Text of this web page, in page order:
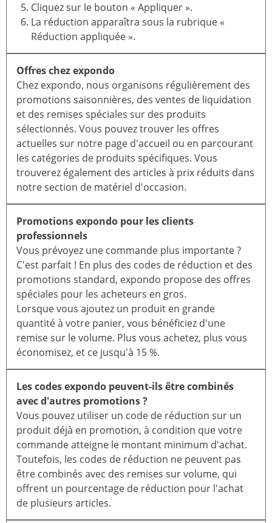
Cliquez sur le bouton « Appliquer ».
La réduction apparaîtra sous la rubrique «
Réduction appliquée ».
Offres chez expondo
Chez expondo, nous organisons régulièrement des
promotions saisonnières, des ventes de liquidation
et des remises spéciales sur des produits
sélectionnés. Vous pouvez trouver les offres
actuelles sur notre page d'accueil ou en parcourant
les catégories de produits spécifiques. Vous
trouverez également des articles à prix réduits dans
notre section de matériel d'occasion.
Promotions expondo pour les clients
professionnels
Vous prévoyez une commande plus importante ?
C'est parfait ! En plus des codes de réduction et des
promotions standard, expondo propose des offres
spéciales pour les acheteurs en gros.
Lorsque vous ajoutez un produit en grande
quantité à votre panier, vous bénéficiez d'une
remise sur le volume. Plus vous achetez, plus vous
économisez, et ce jusqu'à 15 %.
Les codes expondo peuvent-ils être combinés
avec d'autres promotions ?
Vous pouvez utiliser un code de réduction sur un
produit déjà en promotion, à condition que votre
commande atteigne le montant minimum d'achat.
Toutefois, les codes de réduction ne peuvent pas
être combinés avec des remises sur volume, qui
offrent un pourcentage de réduction pour l'achat
de plusieurs articles.